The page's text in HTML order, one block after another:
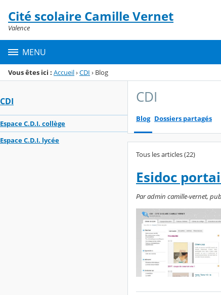
Menu de la rubrique
Contenu
Cité scolaire Camille Vernet
Valence
MENU
Vous êtes ici : Accueil›CDI › Blog
CDI
Espace C.D.I. collège
Espace C.D.I. lycée
CDI
Blog Dossiers partagés
Tous les articles (22)
Esidoc
Par admin camille-vernet,